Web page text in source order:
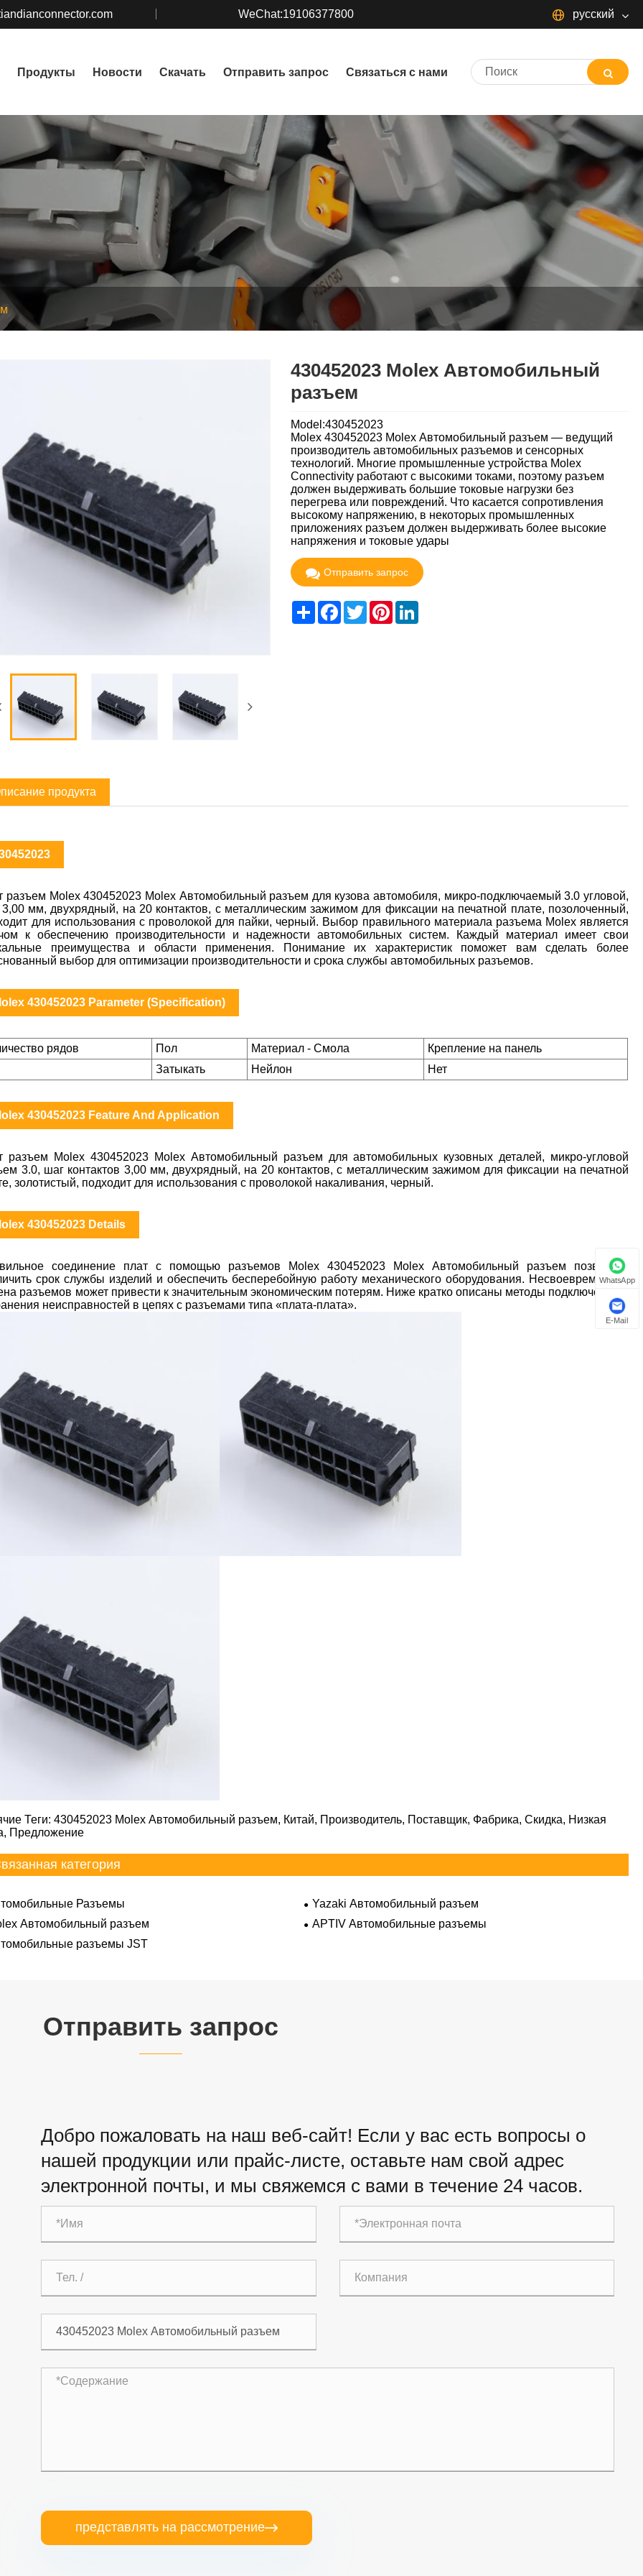
WeChat:19106377800 русский
Продукты Новости Скачать Отправить запрос Связаться с нами
430452023 Molex Автомобильный
разъем
Model:430452023
Molex 430452023 Molex Автомобильный разъем — ведущий
производитель автомобильных разъемов и сенсорных
технологий. Многие промышленные устройства Molex
Connectivity работают с высокими токами, поэтому разъем
должен выдерживать большие токовые нагрузки без
перегрева или повреждений. Что касается сопротивления
высокому напряжению, в некоторых промышленных
приложениях разъем должен выдерживать более высокие
напряжения и токовые удары
Отправить запрос
ShareFacebook
TwitterPinterestLinkedIn
продукта
разъем Molex 430452023 Molex Автомобильный разъем для кузова автомобиля, микро-подключаемый 3.0 угловой,
мм, двухрядный, на 20 контактов, с металлическим зажимом для фиксации на печатной плате, позолоченный,
для использования с проволокой для пайки, черный. Выбор правильного материала разъема Molex является
к обеспечению производительности и надежности автомобильных систем. Каждый материал имеет свои
преимущества и области применения. Понимание их характеристик поможет вам сделать более
выбор для оптимизации производительности и срока службы автомобильных разъемов.
430452023 Parameter (Specification)
рядов Пол Материал - Смола
Крепление на панель
Затыкать Нейлон Нет
430452023 Feature And Application
разъем Molex 430452023 Molex Автомобильный разъем для автомобильных кузовных деталей, микро-угловой
3.0, шаг контактов 3,00 мм, двухрядный, на 20 контактов, с металлическим зажимом для фиксации на печатной
золотистый, подходит для использования с проволокой накаливания, черный.
430452023 Details
соединение плат с помощью разъемов Molex 430452023 Molex Автомобильный разъем позволяет
срок службы изделий и обеспечить бесперебойную работу механического оборудования. Несвоевременная
разъемов может привести к значительным экономическим потерям. Ниже кратко описаны методы подключения и
неисправностей в цепях с разъемами типа «плата-плата».
Теги: 430452023 Molex Автомобильный разъем, Китай, Производитель, Поставщик, Фабрика, Скидка, Низкая
Предложение
категория
Разъемы
Yazaki Автомобильный разъем
Автомобильный разъем
APTIV Автомобильные разъемы
разъемы JST
Отправить запрос
Добро пожаловать на наш веб-сайт! Если у вас есть вопросы о
нашей продукции или прайс-листе, оставьте нам свой адрес
электронной почты, и мы свяжемся с вами в течение 24 часов.
представлять на рассмотрение
WhatsApp
E-Mail